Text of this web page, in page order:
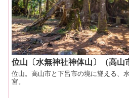
位山〔水無神社神体山〕（高山
位山。高山市と下呂市の境に聳える、
宮。